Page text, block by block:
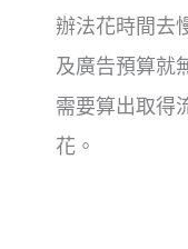
辦法花時間去
及廣告預算就
需要算出取得
花。